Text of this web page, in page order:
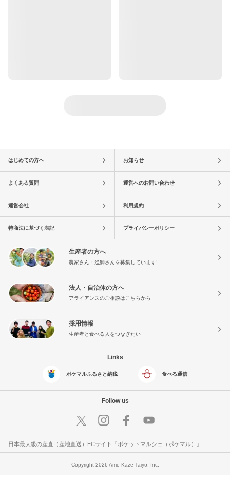
はじめての方へ お知らせ
よくある質問 運営へのお問い合わせ
運営会社 利用規約
特商法に基づく表記 プライバシーポリシー
生産者の方へ
農家さん・漁師さんを募集しています!
法人・自治体の方へ
アライアンスのご相談はこちらから
採用情報
生産者と食べる人をつなぎたい
Links
ポケマルふるさと納税 食べる通信
Follow us
日本最大級の産直（産地直送）ECサイト『ポケットマルシェ（ポケマル）』
Copyright 2026 Ame Kaze Taiyo, Inc.